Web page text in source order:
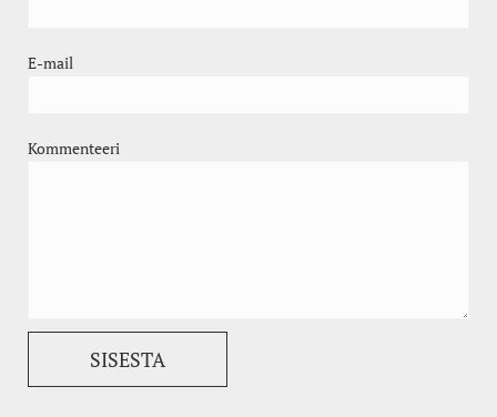
E-mail
Kommenteeri